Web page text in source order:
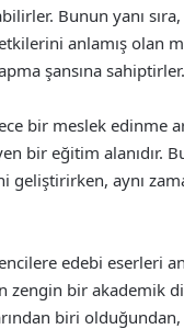
Bunun yanı
anlamış olan
şansına sahiptirler.
bir meslek edinme
bir eğitim alanıdır.
geliştirirken, aynı
edebi eserleri
zengin bir akademik
biri olduğundan,